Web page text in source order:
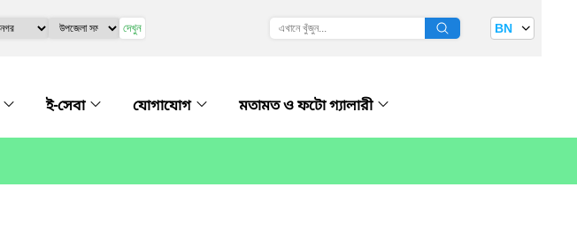
দেখুন BN
ই-সেবা যোগাযোগ মতামত ও ফটো গ্যালারী